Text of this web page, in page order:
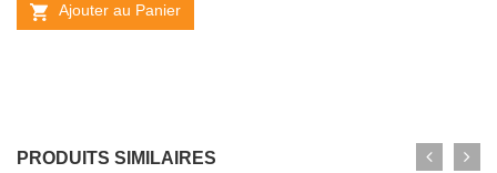
Ajouter au Panier
PRODUITS SIMILAIRES